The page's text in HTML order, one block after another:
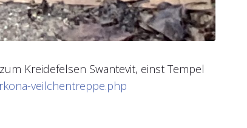
Kreidefelsen Swantevit, einst Tempel
veilchentreppe.php